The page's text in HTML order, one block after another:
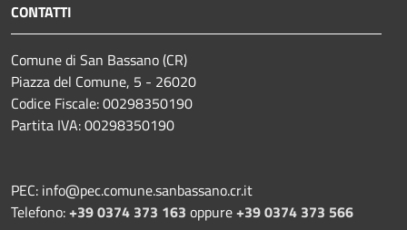
CONTATTI
Comune di San Bassano (CR)
Piazza del Comune, 5 - 26020
Codice Fiscale: 00298350190
Partita IVA: 00298350190
PEC: info@pec.comune.sanbassano.cr.it
Telefono:+39 0374 373 163 oppure+39 0374 373 566